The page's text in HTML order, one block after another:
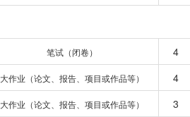
笔试（闭卷） 4
大作业（论文、报告、项目或作品等） 4
大作业（论文、报告、项目或作品等） 3